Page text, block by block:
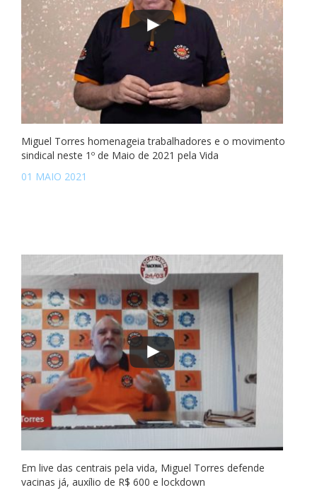
Miguel Torres homenageia trabalhadores e o movimento
sindical neste 1º de Maio de 2021 pela Vida
01 MAIO 2021
Em live das centrais pela vida, Miguel Torres defende
vacinas já, auxílio de R$ 600 e lockdown